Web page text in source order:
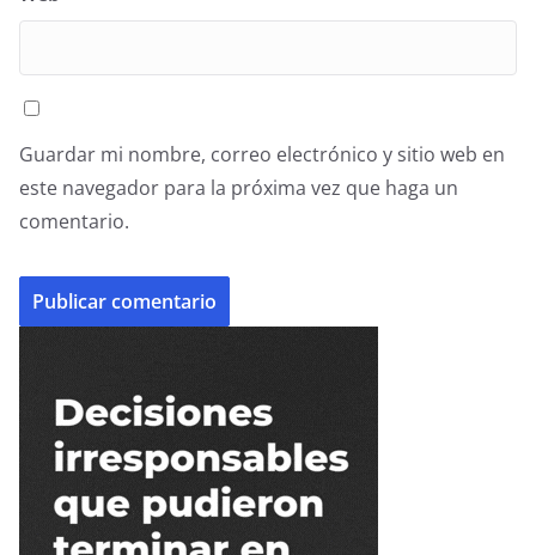
Guardar mi nombre, correo electrónico y sitio web en
este navegador para la próxima vez que haga un
comentario.